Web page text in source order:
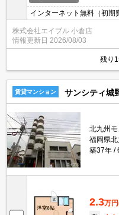
インターネット無料（初期
株式会社エイブル 小倉店
情報更新日 2026/08/03
残り
賃貸マンション サンシティ城
北九州
福岡県
築37年
2.3万円